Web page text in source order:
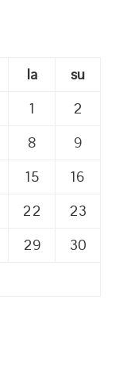
la
su
1
2
8
9
15
16
22
23
29
30